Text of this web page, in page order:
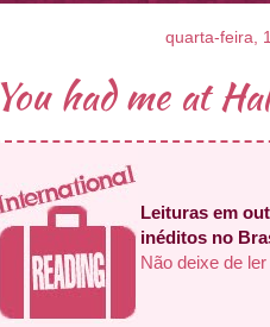
quarta-feira,
You had me at
Leituras em
inéditos no
Não deixe de